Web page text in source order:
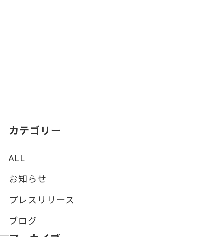
カテゴリー
ALL
お知らせ
プレスリリース
ブログ